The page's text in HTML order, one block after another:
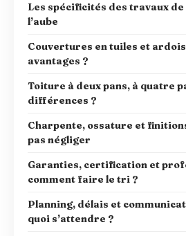
Les spécificités des travaux
l’aube
Couvertures en tuiles et
avantages ?
Toiture à deux pans, à quatre
différences ?
Charpente, ossature et
pas négliger
Garanties, certification et
comment faire le tri ?
Planning, délais et
quoi s’attendre ?